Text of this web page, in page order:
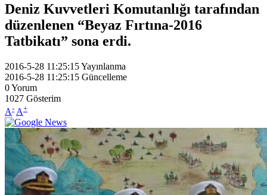
Deniz Kuvvetleri Komutanlığı tarafından
düzenlenen “Beyaz Fırtına-2016
Tatbikatı” sona erdi.
2016-5-28 11:25:15Yayınlanma
2016-5-28 11:25:15 Güncelleme
0Yorum
1027 Gösterim
A- A+